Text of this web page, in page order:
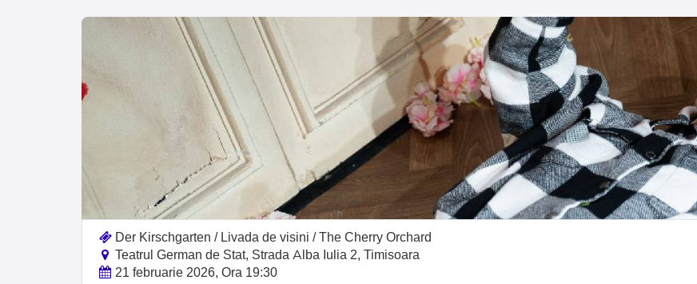
Der Kirschgarten / Livada de visini / The Cherry Orchard
Teatrul German de Stat, Strada Alba Iulia 2, Timisoara
21 februarie 2026, Ora 19:30